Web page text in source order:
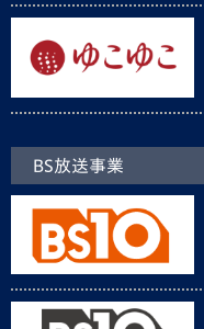
BS放送事業